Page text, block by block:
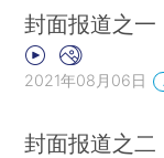
封面报道之一
2021年08月06日
封面报道之二